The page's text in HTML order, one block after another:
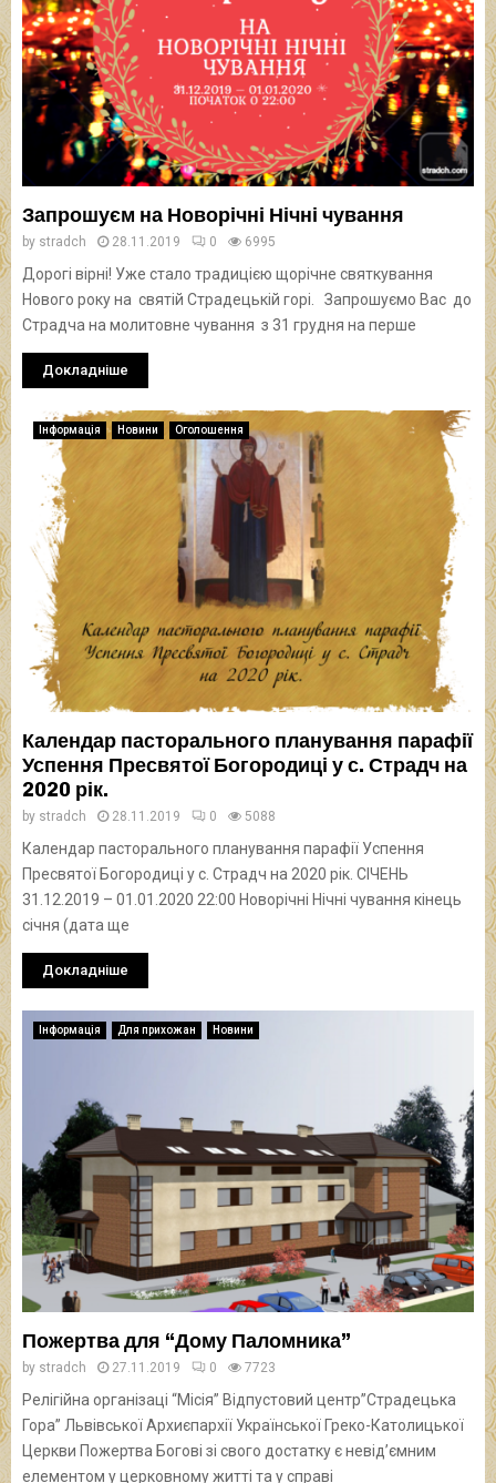
Запрошуєм на Новорічні Нічні чування
by stradch 28.11.2019 0 6995
Дорогі вірні! Уже стало традицією щорічне святкування
Нового року на святій Страдецькій горі. Запрошуємо Вас до
Страдча на молитовне чування з 31 грудня на перше
Докладніше
Інформація Новини Оголошення
Календар пасторального планування парафії
Успення Пресвятої Богородиці у с. Страдч на
2020 рік.
by stradch 28.11.2019 0 5088
Календар пасторального планування парафії Успення
Пресвятої Богородиці у с. Страдч на 2020 рік. СІЧЕНЬ
31.12.2019 – 01.01.2020 22:00 Новорічні Нічні чування кінець
січня (дата ще
Докладніше
Інформація Для прихожан Новини
Пожертва для “Дому Паломника”
by stradch 27.11.2019 0 7723
Релігійна організаці “Місія” Відпустовий центр”Страдецька
Гора” Львівської Архиєпархії Української Греко-Католицької
Церкви Пожертва Богові зі свого достатку є невід’ємним
елементом у церковному житті та у справі